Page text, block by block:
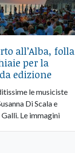
all’Alba, folla
per la
edizione
le musiciste
Di Scala e
Le immagini